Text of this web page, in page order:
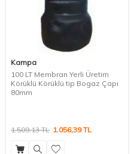
Kampa
100 LT Membran Yerli Üretim
Körüklü Körüklü tip Bogaz Çapı
80mm
1.509,13TL 1.056,39TL